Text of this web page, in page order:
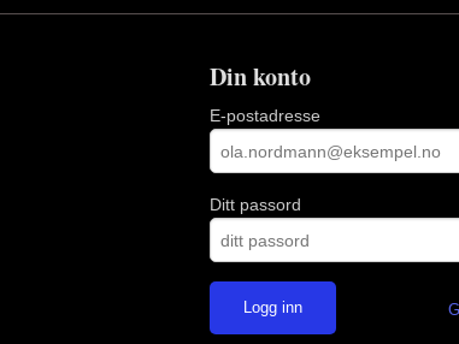
Din konto
E-postadresse
Ditt passord